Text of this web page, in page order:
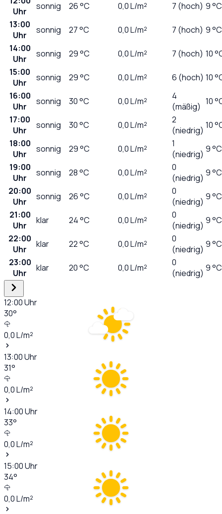
Uhr
sonnig 26°C 0,0L/m² 7 (hoch) 9 °C
13:00
Uhr
sonnig 27°C 0,0L/m² 7 (hoch) 9 °C
14:00
Uhr
sonnig 29°C 0,0L/m² 7 (hoch) 10
15:00
Uhr
sonnig 29°C 0,0L/m² 6 (hoch) 10
16:00
Uhr
sonnig 30°C 0,0L/m²
4
(mäßig) 10
17:00
Uhr
sonnig 30°C 0,0L/m²
2
(niedrig) 10
18:00
Uhr
sonnig 29°C 0,0L/m²
1
(niedrig) 9 °C
19:00
Uhr
sonnig 28°C 0,0L/m²
0
(niedrig) 9 °C
20:00
Uhr
sonnig 26°C 0,0L/m²
0
(niedrig) 9 °C
21:00
Uhr
klar 24°C 0,0L/m²
0
(niedrig) 9 °C
22:00
Uhr
klar 22°C 0,0L/m²
0
(niedrig) 9 °C
23:00
Uhr
klar 20°C 0,0L/m²
0
(niedrig) 9 °C
12:00Uhr
30°
0,0L/m²
13:00Uhr
31°
0,0L/m²
14:00Uhr
33°
0,0L/m²
15:00Uhr
34°
0,0L/m²